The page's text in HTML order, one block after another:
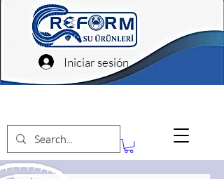
Iniciar sesión